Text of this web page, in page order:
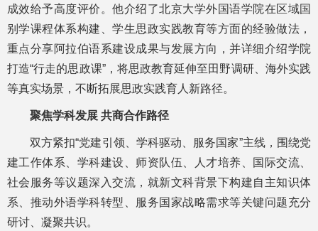
成效给予高度评价。他介绍了北京大学外国语学院在区域国
别学课程体系构建、学生思政实践教育等方面的经验做法，
重点分享阿拉伯语系建设成果与发展方向，并详细介绍学院
打造“行走的思政课”，将思政教育延伸至田野调研、海外实践
等真实场景，不断拓展思政实践育人新路径。
聚焦学科发展 共商合作路径
双方紧扣“党建引领、学科驱动、服务国家”主线，围绕党
建工作体系、学科建设、师资队伍、人才培养、国际交流、
社会服务等议题深入交流，就新文科背景下构建自主知识体
系、推动外语学科转型、服务国家战略需求等关键问题充分
研讨、凝聚共识。